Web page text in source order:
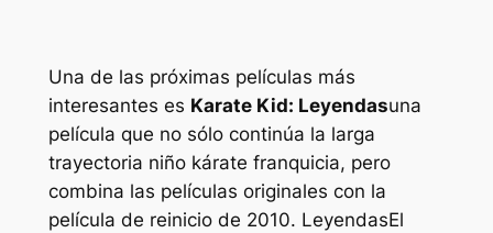
Una de las próximas películas más
interesantes es Karate Kid: Leyendasuna
película que no sólo continúa la larga
trayectoria niño kárate franquicia, pero
combina las películas originales con la
película de reinicio de 2010. LeyendasEl